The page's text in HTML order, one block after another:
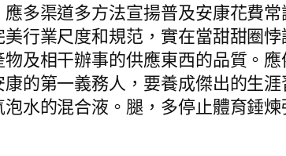
多渠道多方法宣揚普及安康花費
行業尺度和規范，實在當甜甜圈
及相干辦事的供應東西的品質。
的第一義務人，要養成傑出的生
水的混合液。腿，多停止體育錘